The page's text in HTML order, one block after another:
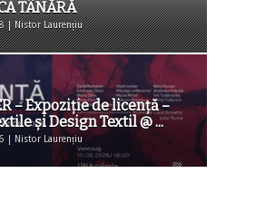
TÂNĂRĂ
| Nistor Laurențiu
– Expoziție de licență –
și Design Textil @ ...
| Nistor Laurențiu